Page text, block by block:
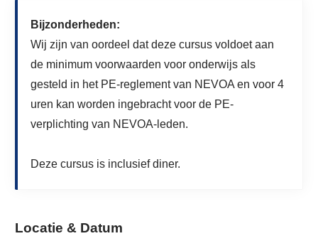
Bijzonderheden:
Wij zijn van oordeel dat deze cursus voldoet aan
de minimum voorwaarden voor onderwijs als
gesteld in het PE-reglement van NEVOA en voor 4
uren kan worden ingebracht voor de PE-
verplichting van NEVOA-leden.
Deze cursus is inclusief diner.
Locatie & Datum